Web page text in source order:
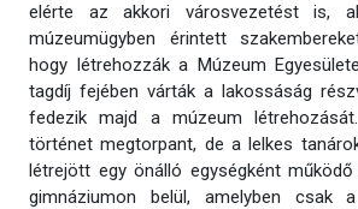
elérte az akkori városvezetést is,
múzeumügyben érintett
hogy létrehozzák a Múzeum
tagdíj fejében várták a lakossáság
fedezik majd a múzeum
történet megtorpant, de a lelkes
létrejött egy önálló egységként
gimnáziumon belül, amelyben csak